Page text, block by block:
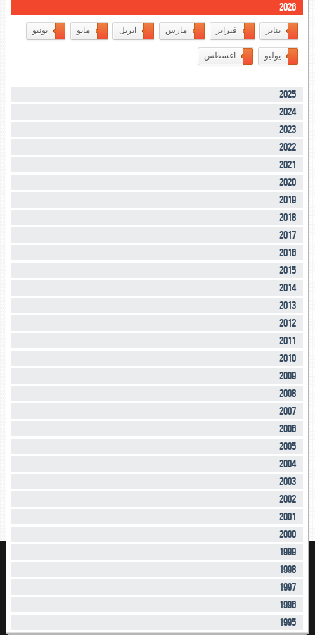
2026
يناير فبراير مارس ابريل مايو يونيو
يوليو اغسطس
2025
2024
2023
2022
2021
2020
2019
2018
2017
2016
2015
2014
2013
2012
2011
2010
2009
2008
2007
2006
2005
2004
2003
2002
2001
2000
1999
1998
1997
1996
1995